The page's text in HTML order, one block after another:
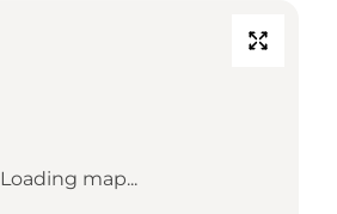
Loading map...